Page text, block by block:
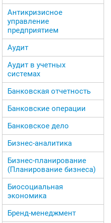
Антикризисное
управление
предприятием
Аудит
Аудит в учетных
системах
Банковская отчетность
Банковские операции
Банковское дело
Бизнес-аналитика
Бизнес-планирование
(Планирование бизнеса)
Биосоциальная
экономика
Бренд-менеджмент